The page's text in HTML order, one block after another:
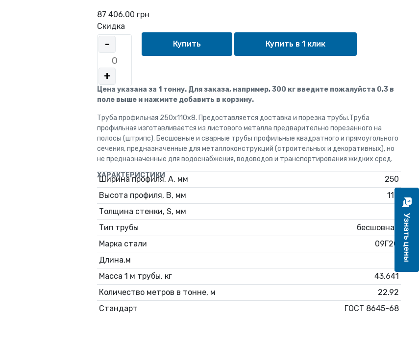
87 406.00 грн
Скидка
-
+
Купить в 1 клик
Цена указана за 1 тонну. Для заказа, например, 300 кг введите пожалуйста 0,3 в
поле выше и нажмите добавить в корзину.
Труба профильная 250x110x8. Предоставляется доставка и порезка трубы.Труба
профильная изготавливается из листового металла предварительно порезанного на
полосы (штрипс). Бесшовные и сварные трубы профильные квадратного и прямоугольного
сечения, предназначенные для металлоконструкций (строительных и декоративных), но
не предназначенные для водоснабжения, водоводов и транспортирования жидких сред.
ХАРАКТЕРИСТИКИ
Ширина профиля, А, мм
250
Высота профиля, В, мм
110
Толщина стенки, S, мм
Тип трубы
бесшовная
Марка стали
09Г2С
Длина,м
Масса 1 м трубы, кг
43.641
Количество метров в тонне, м
22.92
Стандарт
ГОСТ 8645-68